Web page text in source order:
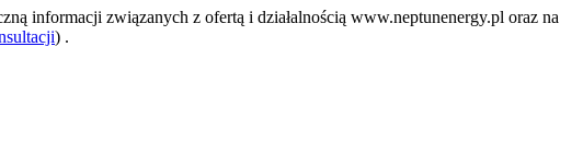
informacji związanych z ofertą i działalnością www.neptunenergy.pl oraz na
) .